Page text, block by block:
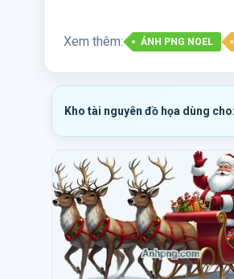
Xem thêm: ẢNH PNG NOEL
Kho tài nguyên đồ họa dùng